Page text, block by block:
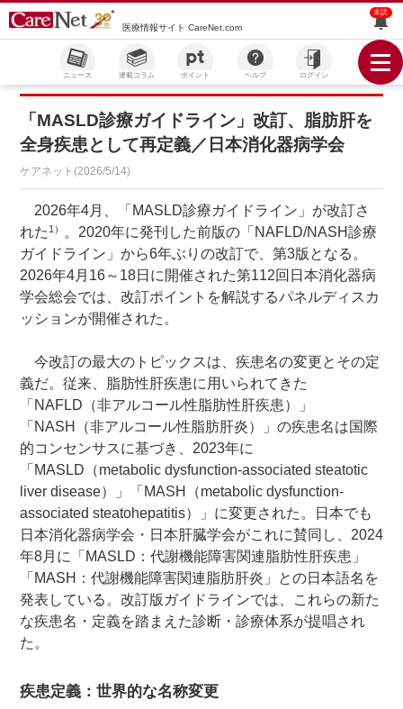
医療情報サイト CareNet.com
未読
ニュース 連載コラム ポイント ヘルプ ログイン
「MASLD診療ガイドライン」改訂、脂肪肝を
全身疾患として再定義／日本消化器病学会
ケアネット(2026/5/14)
2026年4月、「MASLD診療ガイドライン」が改訂さ
れた1） 。2020年に発刊した前版の「NAFLD/NASH診療
ガイドライン」から6年ぶりの改訂で、第3版となる。
2026年4月16～18日に開催された第112回日本消化器病
学会総会では、改訂ポイントを解説するパネルディスカ
ッションが開催された。
今改訂の最大のトピックスは、疾患名の変更とその定
義だ。従来、脂肪性肝疾患に用いられてきた
「NAFLD（非アルコール性脂肪性肝疾患）」
「NASH（非アルコール性脂肪肝炎）」の疾患名は国際
的コンセンサスに基づき、2023年に
「MASLD（metabolic dysfunction-associated steatotic
liver disease）」「MASH（metabolic dysfunction-
associated steatohepatitis）」に変更された。日本でも
日本消化器病学会・日本肝臓学会がこれに賛同し、2024
年8月に「MASLD：代謝機能障害関連脂肪性肝疾患」
「MASH：代謝機能障害関連脂肪肝炎」との日本語名を
発表している。改訂版ガイドラインでは、これらの新た
な疾患名・定義を踏まえた診断・診療体系が提唱され
た。
疾患定義：世界的な名称変更